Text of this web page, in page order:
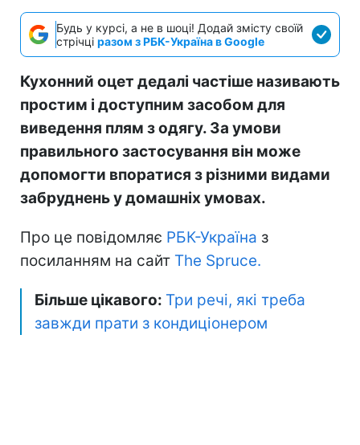
Будь у курсі, а не в шоці! Додай змісту своїй
стрічці разом з РБК-Україна в Google
Кухонний оцет дедалі частіше називають
простим і доступним засобом для
виведення плям з одягу. За умови
правильного застосування він може
допомогти впоратися з різними видами
забруднень у домашніх умовах.
Про це повідомляє РБК-Україна з
посиланням на сайт The Spruce.
Більше цікавого: Три речі, які треба
завжди прати з кондиціонером